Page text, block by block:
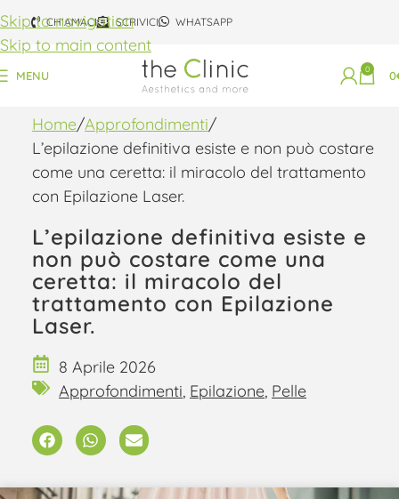
Skip to navigation
Skip to main content
CHIAMACI SCRIVICI WHATSAPP
MENU 0 0
Home Approfondimenti
L’epilazione definitiva esiste e non può costare
come una ceretta: il miracolo del trattamento
con Epilazione Laser.
L’epilazione definitiva esiste e
non può costare come una
ceretta: il miracolo del
trattamento con Epilazione
Laser.
8 Aprile 2026
Approfondimenti, Epilazione, Pelle